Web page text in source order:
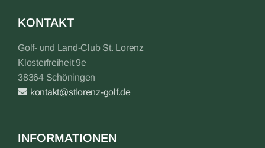
KONTAKT
Golf- und Land-Club St. Lorenz
Klosterfreiheit 9e
38364 Schöningen
kontakt@stlorenz-golf.de
INFORMATIONEN